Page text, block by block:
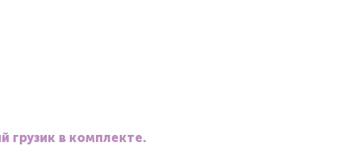
грузик в комплекте.